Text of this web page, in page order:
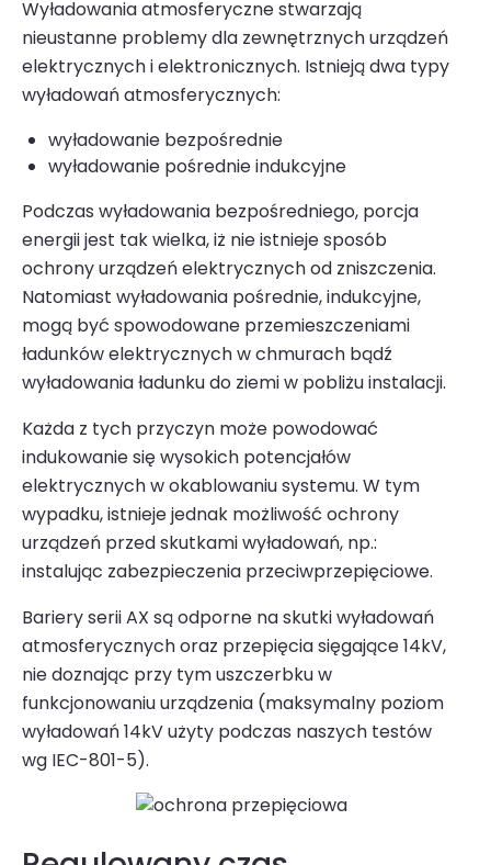
Wyładowania atmosferyczne stwarzają
nieustanne problemy dla zewnętrznych urządzeń
elektrycznych i elektronicz­nych. Istnieją dwa typy
wyładowań atmosferycznych:
wyładowanie bezpośrednie
wyładowanie pośrednie indukcyjne
Podczas wyładowania bezpośredniego, porcja
energii jest tak wielka, iż nie istnieje sposób
ochrony urządzeń elektrycznych od zniszczenia.
Natomiast wyładowania pośrednie, indukcyjne,
mogą być spowodowane przemiesz­czeniami
ładunków elektrycznych w chmurach bądź
wyładowania ładunku do ziemi w pobliżu instalacji.
Każda z tych przyczyn może powodować
indukowanie się wysokich potencjałów
elektrycznych w okablowaniu systemu. W tym
wypadku, istnieje jednak możliwość ochrony
urządzeń przed skutkami wyładowań, np.:
instalując zabezpieczenia przeciwprzepięciowe.
Bariery serii AX są odporne na skutki wyładowań
atmosferycznych oraz przepięcia sięgające 14kV,
nie doznając przy tym uszczerbku w
funkcjonowaniu urządzenia (maksymalny poziom
wyładowań 14kV użyty podczas naszych testów
wg IEC-801-5).